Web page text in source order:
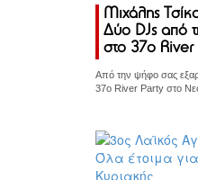
Μιχάλης
Δύο DJs από
στο 37ο River
Από την ψήφο σας
37o River Party στο